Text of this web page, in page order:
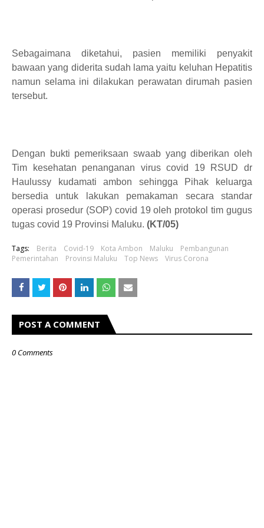
Sebagaimana diketahui, pasien memiliki penyakit
bawaan yang diderita sudah lama yaitu keluhan Hepatitis
namun selama ini dilakukan perawatan dirumah pasien
tersebut.
Dengan bukti pemeriksaan swaab yang diberikan oleh
Tim kesehatan penanganan virus covid 19 RSUD dr
Haulussy kudamati ambon sehingga Pihak keluarga
bersedia untuk lakukan pemakaman secara standar
operasi prosedur (SOP) covid 19 oleh protokol tim gugus
tugas covid 19 Provinsi Maluku. (KT/05)
Tags: Berita Covid-19 Kota Ambon Maluku
Pembangunan
Pemerintahan
Provinsi Maluku Top News Virus Corona
POST A COMMENT
0 Comments